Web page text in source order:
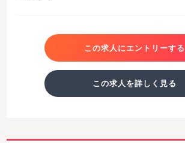
この求人にエントリーする
この求人を詳しく見る